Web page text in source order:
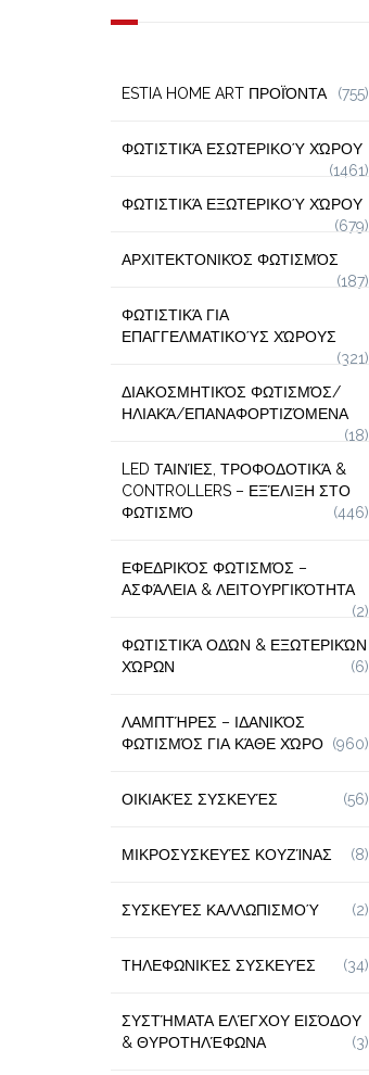
ESTIA HOME ART ΠΡΟΪΌΝΤΑ (755)
ΦΩΤΙΣΤΙΚΆ ΕΣΩΤΕΡΙΚΟΎ ΧΏΡΟΥ
(1461)
ΦΩΤΙΣΤΙΚΆ ΕΞΩΤΕΡΙΚΟΎ ΧΏΡΟΥ
(679)
ΑΡΧΙΤΕΚΤΟΝΙΚΌΣ ΦΩΤΙΣΜΌΣ
(187)
ΦΩΤΙΣΤΙΚΆ ΓΙΑ
ΕΠΑΓΓΕΛΜΑΤΙΚΟΎΣ ΧΏΡΟΥΣ
(321)
ΔΙΑΚΟΣΜΗΤΙΚΌΣ ΦΩΤΙΣΜΌΣ/
ΗΛΙΑΚΆ/ΕΠΑΝΑΦΟΡΤΙΖΌΜΕΝΑ
(18)
LED ΤΑΙΝΊΕΣ, ΤΡΟΦΟΔΟΤΙΚΆ &
CONTROLLERS – ΕΞΈΛΙΞΗ ΣΤΟ
ΦΩΤΙΣΜΌ
(446)
ΕΦΕΔΡΙΚΌΣ ΦΩΤΙΣΜΌΣ –
ΑΣΦΆΛΕΙΑ & ΛΕΙΤΟΥΡΓΙΚΌΤΗΤΑ
(2)
ΦΩΤΙΣΤΙΚΆ ΟΔΏΝ & ΕΞΩΤΕΡΙΚΏΝ
ΧΏΡΩΝ
(6)
ΛΑΜΠΤΉΡΕΣ – ΙΔΑΝΙΚΌΣ
ΦΩΤΙΣΜΌΣ ΓΙΑ ΚΆΘΕ ΧΏΡΟ (960)
ΟΙΚΙΑΚΈΣ ΣΥΣΚΕΥΈΣ (56)
ΜΙΚΡΟΣΥΣΚΕΥΈΣ ΚΟΥΖΊΝΑΣ (8)
ΣΥΣΚΕΥΈΣ ΚΑΛΛΩΠΙΣΜΟΎ (2)
ΤΗΛΕΦΩΝΙΚΈΣ ΣΥΣΚΕΥΈΣ (34)
ΣΥΣΤΉΜΑΤΑ ΕΛΈΓΧΟΥ ΕΙΣΌΔΟΥ
& ΘΥΡΟΤΗΛΈΦΩΝΑ
(3)